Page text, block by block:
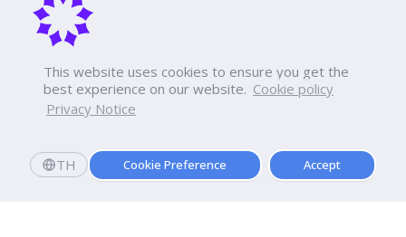
This website uses cookies to ensure you get the
best experience on our website. Cookie policy
Privacy Notice
TH Cookie Preference Accept